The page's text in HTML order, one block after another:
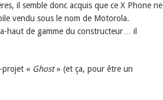
il semble donc acquis que ce X Phone ne
vendu sous le nom de Motorola.
haut de gamme du constructeur… il
projet « Ghost» (et ça, pour être un